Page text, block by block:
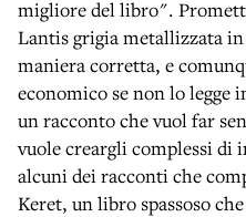
migliore del libro".
Lantis grigia metallizzata
maniera corretta, e
economico se non lo legge
un racconto che vuol far
vuole creargli complessi di
alcuni dei racconti che
Keret, un libro spassoso